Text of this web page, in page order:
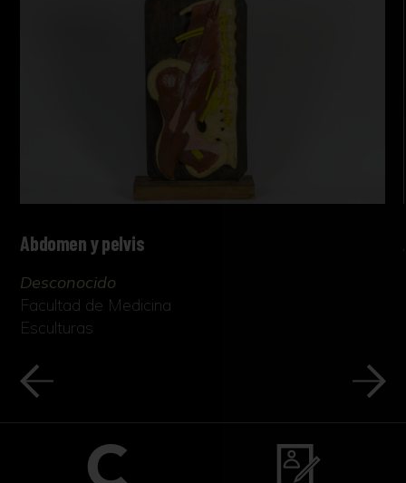
Abdomen y pelvis
Desconocido
Facultad de Medicina
Esculturas